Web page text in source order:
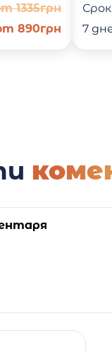
1335грн
890грн
Срок
7